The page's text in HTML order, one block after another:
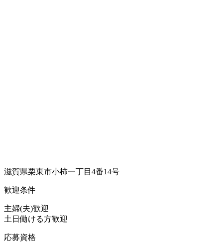
滋賀県栗東市小柿一丁目4番14号
歓迎条件
主婦(夫)歓迎
土日働ける方歓迎
応募資格